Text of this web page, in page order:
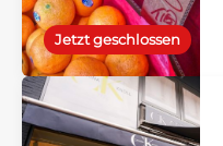
Jetzt geschlossen